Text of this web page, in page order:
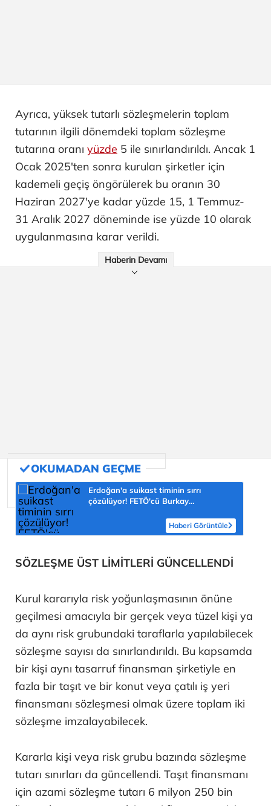
Ayrıca, yüksek tutarlı sözleşmelerin toplam
tutarının ilgili dönemdeki toplam sözleşme
tutarına oranı yüzde 5 ile sınırlandırıldı. Ancak 1
Ocak 2025'ten sonra kurulan şirketler için
kademeli geçiş öngörülerek bu oranın 30
Haziran 2027'ye kadar yüzde 15, 1 Temmuz-
31 Aralık 2027 döneminde ise yüzde 10 olarak
uygulanmasına karar verildi.
Haberin Devamı
Erdoğan'a suikast timinin sırrı
çözülüyor! FETÖ'cü Burkay
Haberi Görüntüle
SÖZLEŞME ÜST LİMİTLERİ GÜNCELLENDİ
Kurul kararıyla risk yoğunlaşmasının önüne
geçilmesi amacıyla bir gerçek veya tüzel kişi ya
da aynı risk grubundaki taraflarla yapılabilecek
sözleşme sayısı da sınırlandırıldı. Bu kapsamda
bir kişi aynı tasarruf finansman şirketiyle en
fazla bir taşıt ve bir konut veya çatılı iş yeri
finansmanı sözleşmesi olmak üzere toplam iki
sözleşme imzalayabilecek.
Kararla kişi veya risk grubu bazında sözleşme
tutarı sınırları da güncellendi. Taşıt finansmanı
için azami sözleşme tutarı 6 milyon 250 bin